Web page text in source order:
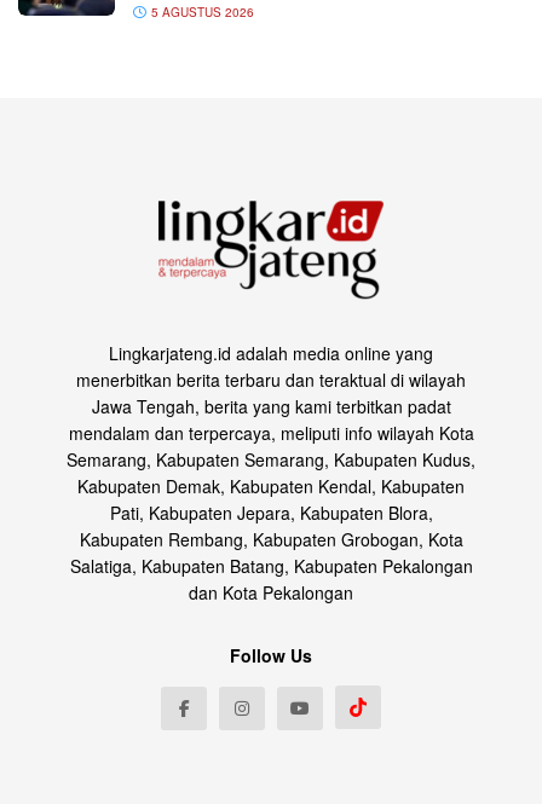
5 AGUSTUS 2026
Lingkarjateng.id adalah media online yang
menerbitkan berita terbaru dan teraktual di wilayah
Jawa Tengah, berita yang kami terbitkan padat
mendalam dan terpercaya, meliputi info wilayah Kota
Semarang, Kabupaten Semarang, Kabupaten Kudus,
Kabupaten Demak, Kabupaten Kendal, Kabupaten
Pati, Kabupaten Jepara, Kabupaten Blora,
Kabupaten Rembang, Kabupaten Grobogan, Kota
Salatiga, Kabupaten Batang, Kabupaten Pekalongan
dan Kota Pekalongan
Follow Us